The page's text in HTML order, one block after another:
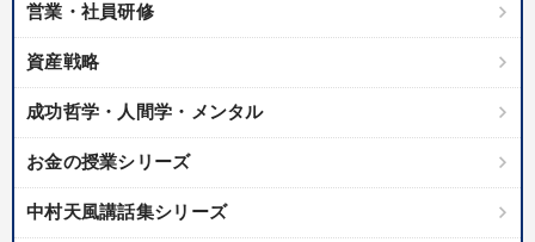
営業・社員研修
資産戦略
成功哲学・人間学・メンタル
お金の授業シリーズ
中村天風講話集シリーズ